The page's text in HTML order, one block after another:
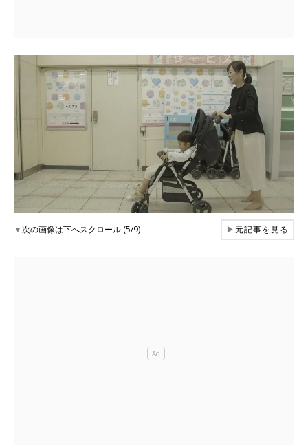
▼次の画像は下へスクロール (5/9) ▶元記事を見る